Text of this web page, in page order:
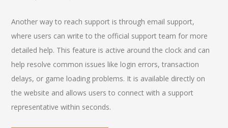
Another way to reach support is through email support,
where users can write to the official support team for more
detailed help. This feature is active around the clock and can
help resolve common issues like login errors, transaction
delays, or game loading problems. It is available directly on
the website and allows users to connect with a support
representative within seconds.